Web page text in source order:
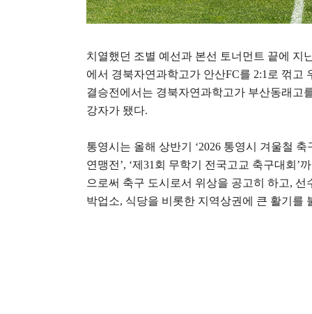
치열했던 조별 예선과 본선 토너먼트 끝에 지
에서 경북자연과학고가 안산FC를 2:1 로 꺾고
결승전에서는 경북자연과학고가 부산동래고
강자가 됐다.
통영시는 올해 상반기 ‘2026 통영시 겨울철 축
연맹전 ’, ‘제 31 회 무학기 전국고교 축구대회 ’
으로써 축구 도시로서 위상을 공고히 하고, 선
박업소, 식당을 비롯한 지역상권에 큰 활기를